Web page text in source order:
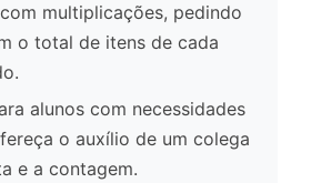
multiplicações, pedindo
o total de itens de cada
alunos com necessidades
o auxílio de um colega
e a contagem.